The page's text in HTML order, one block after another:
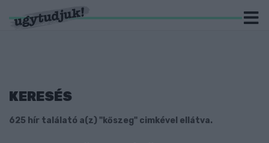
KERESÉS
625 hír találató a(z) "kőszeg" cimkével ellátva.